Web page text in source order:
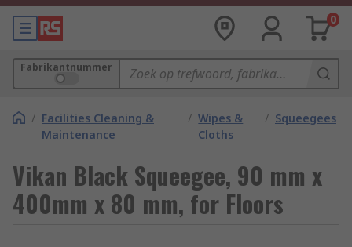
0
Fabrikantnummer
/ Facilities Cleaning &
Maintenance
/ Wipes &
Cloths
/ Squeegees
Vikan Black Squeegee, 90 mm x
400mm x 80 mm, for Floors